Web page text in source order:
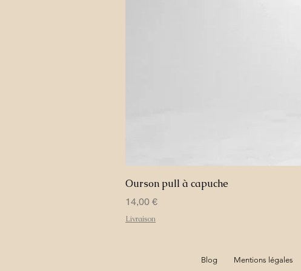
Ourson pull à capuche
Prix
14,00 €
Livraison
Blog Mentions légales